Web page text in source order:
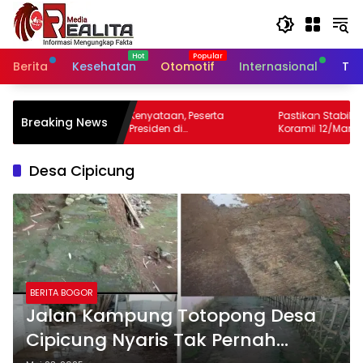
Langsung
konten
Berita
Kesehatan Otomotif Internasional
Breaking News
Kenyataan, Peserta
Presiden di
Nusantara
Pastikan Stabilitas Harga, Babinsa
Koramil 12/Manisrenggo Pantau Harga
Sembako Di Pasar Klewer
Desa Cipicung
BERITA BOGOR
Jalan Kampung Totopong Desa
Cipicung Nyaris Tak Pernah